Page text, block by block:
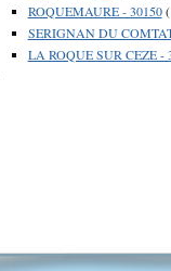
ROQUEMAURE - 30150
SERIGNAN DU
LA ROQUE SUR CEZE -